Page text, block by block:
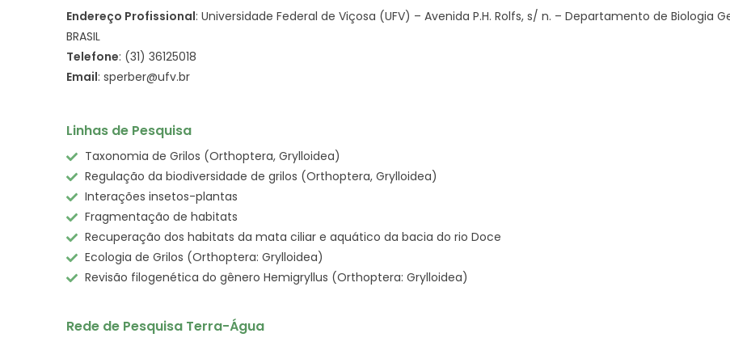
Endereço Profissional: Universidade Federal de Viçosa (UFV) – Avenida P.H. Rolfs, s/ n. – Departamento de Biologia
BRASIL
Telefone: (31) 36125018
Email: sperber@ufv.br
Linhas de Pesquisa
Taxonomia de Grilos (Orthoptera, Grylloidea)
Regulação da biodiversidade de grilos (Orthoptera, Grylloidea)
Interações insetos-plantas
Fragmentação de habitats
Recuperação dos habitats da mata ciliar e aquático da bacia do rio Doce
Ecologia de Grilos (Orthoptera: Grylloidea)
Revisão filogenética do gênero Hemigryllus (Orthoptera: Grylloidea)
Rede de Pesquisa Terra-Água